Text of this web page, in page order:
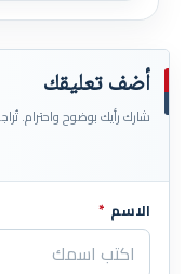
أضف تعليقك
شارك رأيك بوضوح واحترام.
اترك هذا الحقل فارغاً
الاسم *